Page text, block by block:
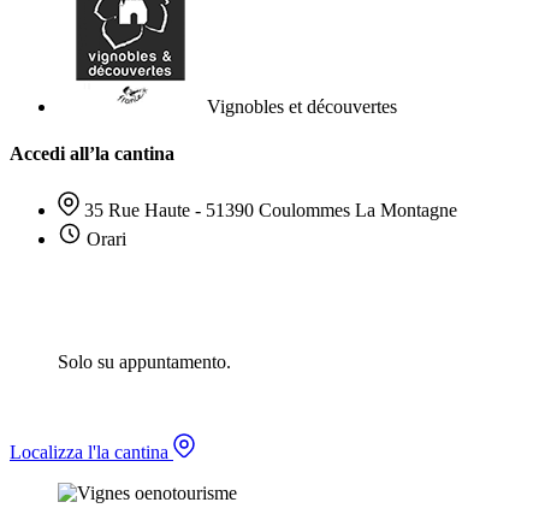
Vignobles et découvertes
Accedi all’la cantina
35 Rue Haute - 51390 Coulommes La Montagne
Orari
Solo su appuntamento.
Localizza l'la cantina